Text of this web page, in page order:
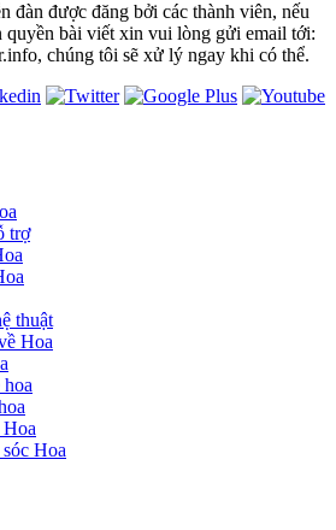
đàn được đăng bởi các thành viên, nếu
quyền bài viết xin vui lòng gửi email tới:
chúng tôi sẽ xử lý ngay khi có thể.
trợ
thuật
Hoa
Hoa